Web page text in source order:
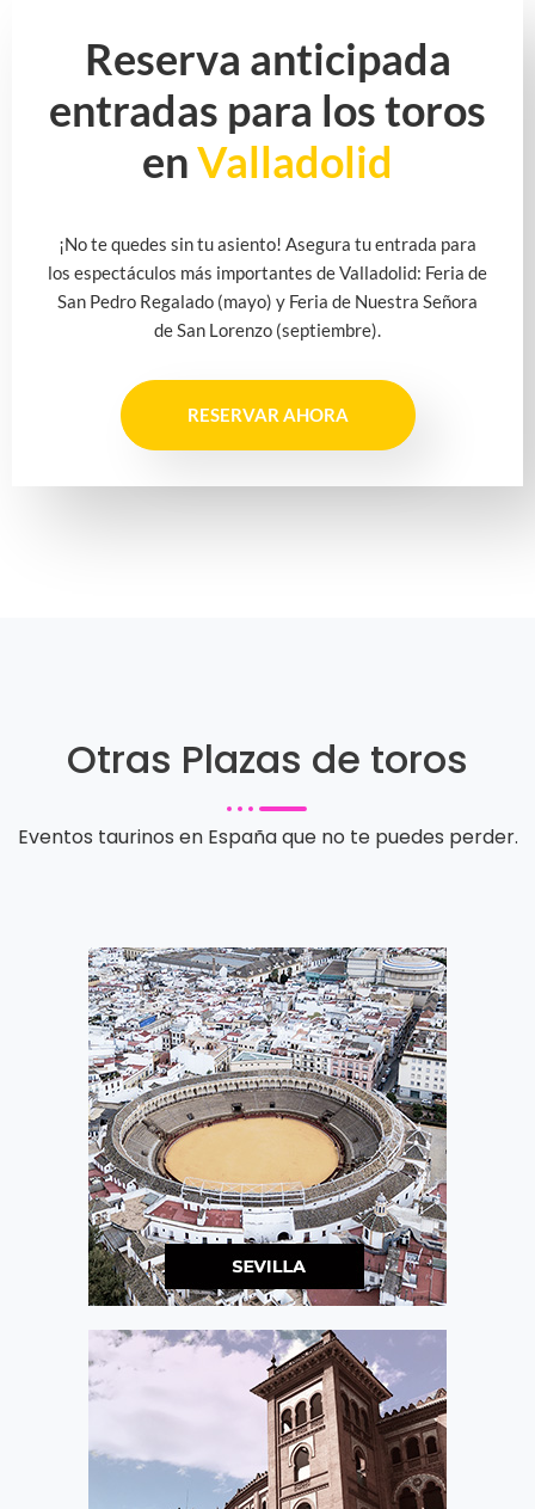
Reserva anticipada
entradas para los toros
enValladolid
¡No te quedes sin tu asiento! Asegura tu entrada para
los espectáculos más importantes de Valladolid: Feria de
San Pedro Regalado (mayo) y Feria de Nuestra Señora
de San Lorenzo (septiembre).
RESERVAR AHORA
Otras Plazas de toros
Eventos taurinos en España que no te puedes perder.